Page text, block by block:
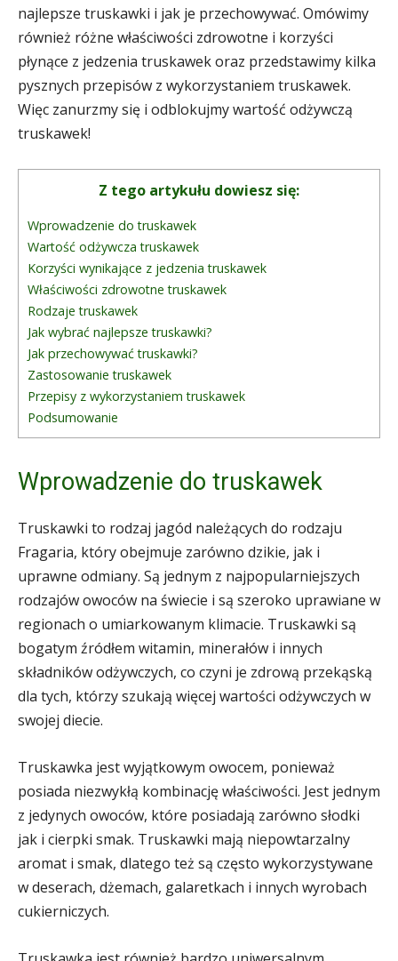
najlepsze truskawki i jak je przechowywać. Omówimy
również różne właściwości zdrowotne i korzyści
płynące z jedzenia truskawek oraz przedstawimy kilka
pysznych przepisów z wykorzystaniem truskawek.
Więc zanurzmy się i odblokujmy wartość odżywczą
truskawek!
Z tego artykułu dowiesz się:
Wprowadzenie do truskawek
Wartość odżywcza truskawek
Korzyści wynikające z jedzenia truskawek
Właściwości zdrowotne truskawek
Rodzaje truskawek
Jak wybrać najlepsze truskawki?
Jak przechowywać truskawki?
Zastosowanie truskawek
Przepisy z wykorzystaniem truskawek
Podsumowanie
Wprowadzenie do truskawek
Truskawki to rodzaj jagód należących do rodzaju
Fragaria, który obejmuje zarówno dzikie, jak i
uprawne odmiany. Są jednym z najpopularniejszych
rodzajów owoców na świecie i są szeroko uprawiane w
regionach o umiarkowanym klimacie. Truskawki są
bogatym źródłem witamin, minerałów i innych
składników odżywczych, co czyni je zdrową przekąską
dla tych, którzy szukają więcej wartości odżywczych w
swojej diecie.
Truskawka jest wyjątkowym owocem, ponieważ
posiada niezwykłą kombinację właściwości. Jest jednym
z jedynych owoców, które posiadają zarówno słodki
jak i cierpki smak. Truskawki mają niepowtarzalny
aromat i smak, dlatego też są często wykorzystywane
w deserach, dżemach, galaretkach i innych wyrobach
cukierniczych.